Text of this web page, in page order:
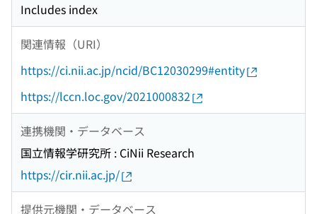
Includes index
関連情報（URI）
https://ci.nii.ac.jp/ncid/BC12030299#entity
https://lccn.loc.gov/2021000832
連携機関・データベース
国立情報学研究所 : CiNii Research
https://cir.nii.ac.jp/
提供元機関・データベース